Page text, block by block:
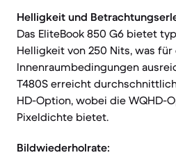
Helligkeit und
Das EliteBook 850 G6 bietet
Helligkeit von 250 Nits, was
Innenraumbedingungen
T480S erreicht
HD-Option, wobei die WQHD-
Pixeldichte bietet.
Bildwiederholrate: